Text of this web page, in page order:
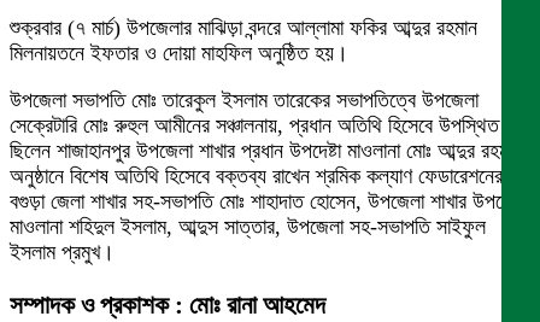
শুক্রবার (৭ মার্চ) উপজেলার মাঝিড়া বন্দরে আল্লামা ফকির আব্দুর রহমান
মিলনায়তনে ইফতার ও দোয়া মাহফিল অনুষ্ঠিত হয়।
উপজেলা সভাপতি মোঃ তারেকুল ইসলাম তারেকের সভাপতিত্বে উপজেলা
সেক্রেটারি মোঃ রুহুল আমীনের সঞ্চালনায়, প্রধান অতিথি হিসেবে উপস্থিত
ছিলেন শাজাহানপুর উপজেলা শাখার প্রধান উপদেষ্টা মাওলানা মোঃ আব্দুর রহমান,
অনুষ্ঠানে বিশেষ অতিথি হিসেবে বক্তব্য রাখেন শ্রমিক কল্যাণ ফেডারেশনের
বগুড়া জেলা শাখার সহ-সভাপতি মোঃ শাহাদাত হোসেন, উপজেলা শাখার উপদেষ্টা
মাওলানা শহিদুল ইসলাম, আব্দুস সাত্তার, উপজেলা সহ-সভাপতি সাইফুল
ইসলাম প্রমুখ।
সম্পাদক ও প্রকাশক : মোঃ রানা আহমেদ